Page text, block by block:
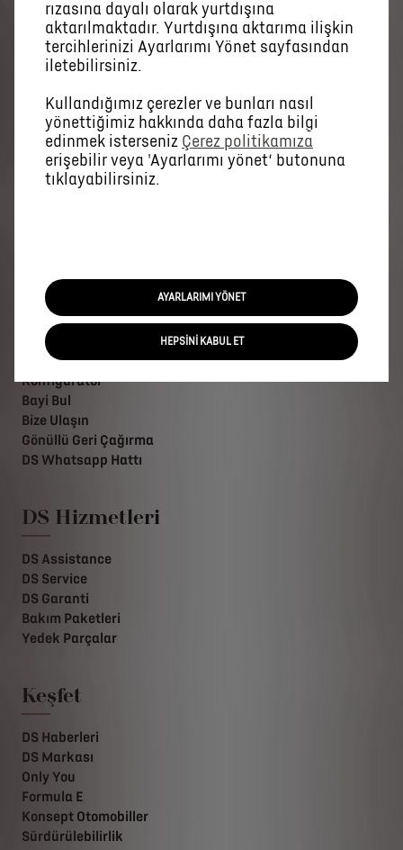
DS Modelleri
SUV
Hızlı Erişim
Bilgi Talebi
Fiyat Listesi
Konfigüratör
Bayi Bul
Bize Ulaşın
Gönüllü Geri Çağırma
DS Whatsapp Hattı
DS Hizmetleri
DS Assistance
DS Service
DS Garanti
Bakım Paketleri
Yedek Parçalar
Keşfet
DS Haberleri
DS Markası
Only You
Formula E
Konsept Otomobiller
Sürdürülebilirlik
rızasına dayalı olarak yurtdışına
aktarılmaktadır. Yurtdışına aktarıma ilişkin
tercihlerinizi Ayarlarımı Yönet sayfasından
iletebilirsiniz.
Kullandığımız çerezler ve bunları nasıl
yönettiğimiz hakkında daha fazla bilgi
edinmek isterseniz Çerez politikamıza
erişebilir veya 'Ayarlarımı yönet‘ butonuna
tıklayabilirsiniz.
AYARLARIMI YÖNET
HEPSİNİ KABUL ET